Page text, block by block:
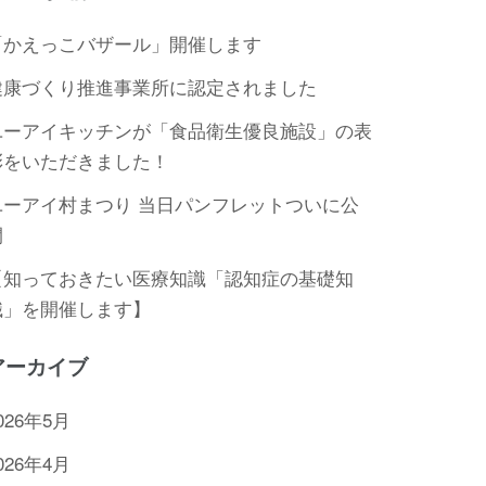
えっこバザール」開催します
づくり推進事業所に認定されました
アイキッチンが「食品衛生優良施設」の表
いただきました！
アイ村まつり 当日パンフレットついに公
っておきたい医療知識「認知症の基礎知
を開催します】
ーカイブ
年5月
年4月